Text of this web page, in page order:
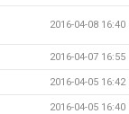
2016-04-08 16:40
2016-04-07 16:55
2016-04-05 16:42
2016-04-05 16:40